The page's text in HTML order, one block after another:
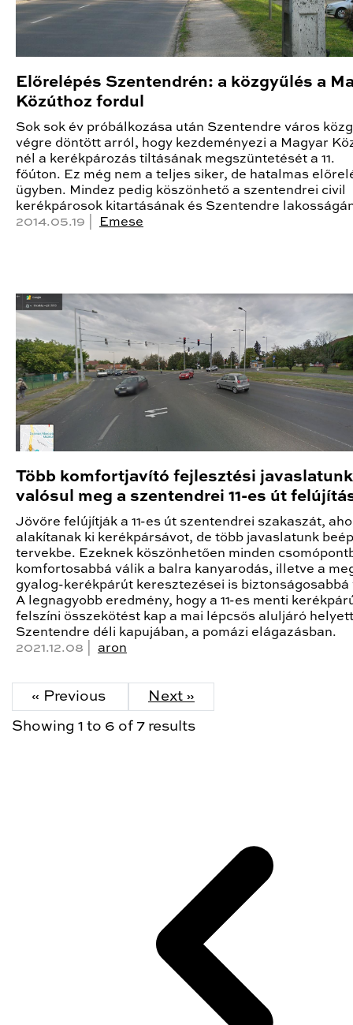
Előrelépés Szentendrén: a közgyűlés a
Közúthoz fordul
Sok sok év próbálkozása után Szentendre város
végre döntött arról, hogy kezdeményezi a Magyar
nél a kerékpározás tiltásának megszüntetését a 11.
főúton. Ez még nem a teljes siker, de hatalmas
ügyben. Mindez pedig köszönhető a szentendrei civil
kerékpárosok kitartásának és Szentendre
2014.05.19 |
Emese
Több komfortjavító fejlesztési javaslatunk
valósul meg a szentendrei 11-es út
Jövőre felújítják a 11-es út szentendrei szakaszát,
alakítanak ki kerékpársávot, de több javaslatunk
tervekbe. Ezeknek köszönhetően minden
komfortosabbá válik a balra kanyarodás, illetve a
gyalog-kerékpárút keresztezései is biztonságosabbá
A legnagyobb eredmény, hogy a 11-es menti
felszíni összekötést kap a mai lépcsős aluljáró helyett
Szentendre déli kapujában, a pomázi elágazásban.
2021.12.08 | aron
« Previous Next »
Showing 1 to 6 of 7 results